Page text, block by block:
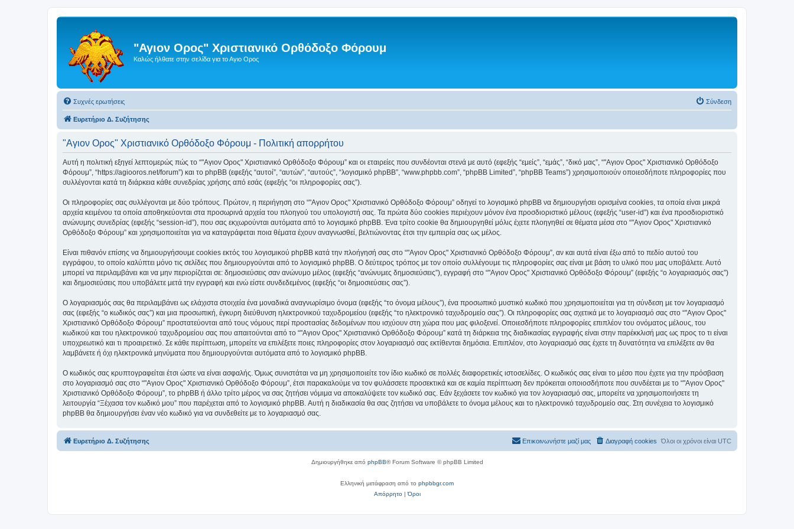
"Αγιον Ορος" Χριστιανικό Ορθόδοξο Φόρουμ
Καλώς ήλθατε στην σελίδα για το Αγιο Ορος
Συχνές ερωτήσεις Σύνδεση
Ευρετήριο Δ. Συζήτησης
"Αγιον Ορος" Χριστιανικό Ορθόδοξο Φόρουμ - Πολιτική απορρήτου
Αυτή η πολιτική εξηγεί λεπτομερώς πώς το “"Αγιον Ορος" Χριστιανικό Ορθόδοξο Φόρουμ” και οι εταιρείες που συνδέονται στενά με αυτό (εφεξής “εμείς”, “εμάς”, “δικό μας”, “"Αγιον Ορος" Χριστιανικό Ορθόδοξο
Φόρουμ”, “https://agiooros.net/forum”) και το phpBB (εφεξής “αυτοί”, “αυτών”, “αυτούς”, “λογισμικό phpBB”, “www.phpbb.com”, “phpBB Limited”, “phpBB Teams”) χρησιμοποιούν οποιεσδήποτε πληροφορίες που
συλλέγονται κατά τη διάρκεια κάθε συνεδρίας χρήσης από εσάς (εφεξής “οι πληροφορίες σας”).
Οι πληροφορίες σας συλλέγονται με δύο τρόπους. Πρώτον, η περιήγηση στο “"Αγιον Ορος" Χριστιανικό Ορθόδοξο Φόρουμ” οδηγεί το λογισμικό phpBB να δημιουργήσει ορισμένα cookies, τα οποία είναι μικρά
αρχεία κειμένου τα οποία αποθηκεύονται στα προσωρινά αρχεία του πλοηγού του υπολογιστή σας. Τα πρώτα δύο cookies περιέχουν μόνον ένα προσδιοριστικό μέλους (εφεξής “user-id”) και ένα προσδιοριστικό
ανώνυμης συνεδρίας (εφεξής “session-id”), που σας εκχωρούνται αυτόματα από το λογισμικό phpBB. Ένα τρίτο cookie θα δημιουργηθεί μόλις έχετε πλοηγηθεί σε θέματα μέσα στο “"Αγιον Ορος" Χριστιανικό
Ορθόδοξο Φόρουμ” και χρησιμοποιείται για να καταγράφεται ποια θέματα έχουν αναγνωσθεί, βελτιώνοντας έτσι την εμπειρία σας ως μέλος.
Είναι πιθανόν επίσης να δημιουργήσουμε cookies εκτός του λογισμικού phpBB κατά την πλοήγησή σας στο “"Αγιον Ορος" Χριστιανικό Ορθόδοξο Φόρουμ”, αν και αυτά είναι έξω από το πεδίο αυτού του
εγγράφου, το οποίο καλύπτει μόνο τις σελίδες που δημιουργούνται από το λογισμικό phpBB. Ο δεύτερος τρόπος με τον οποίο συλλέγουμε τις πληροφορίες σας είναι με βάση το υλικό που μας υποβάλετε. Αυτό
μπορεί να περιλαμβάνει και να μην περιορίζεται σε: δημοσιεύσεις σαν ανώνυμο μέλος (εφεξής “ανώνυμες δημοσιεύσεις”), εγγραφή στο “"Αγιον Ορος" Χριστιανικό Ορθόδοξο Φόρουμ” (εφεξής “ο λογαριασμός σας”)
και δημοσιεύσεις που υποβάλετε μετά την εγγραφή και ενώ είστε συνδεδεμένος (εφεξής “οι δημοσιεύσεις σας”).
Ο λογαριασμός σας θα περιλαμβάνει ως ελάχιστα στοιχεία ένα μοναδικά αναγνωρίσιμο όνομα (εφεξής “το όνομα μέλους”), ένα προσωπικό μυστικό κωδικό που χρησιμοποιείται για τη σύνδεση με τον λογαριασμό
σας (εφεξής “ο κωδικός σας”) και μια προσωπική, έγκυρη διεύθυνση ηλεκτρονικού ταχυδρομείου (εφεξής “το ηλεκτρονικό ταχυδρομείο σας”). Οι πληροφορίες σας σχετικά με το λογαριασμό σας στο “"Αγιον Ορος"
Χριστιανικό Ορθόδοξο Φόρουμ” προστατεύονται από τους νόμους περί προστασίας δεδομένων που ισχύουν στη χώρα που μας φιλοξενεί. Οποιεσδήποτε πληροφορίες επιπλέον του ονόματος μέλους, του
κωδικού και του ηλεκτρονικού ταχυδρομείου σας που απαιτούνται από το “"Αγιον Ορος" Χριστιανικό Ορθόδοξο Φόρουμ” κατά τη διάρκεια της διαδικασίας εγγραφής είναι στην παρέκκλισή μας ως προς το τι είναι
υποχρεωτικό και τι προαιρετικό. Σε κάθε περίπτωση, μπορείτε να επιλέξετε ποιες πληροφορίες στον λογαριασμό σας εκτίθενται δημόσια. Επιπλέον, στο λογαριασμό σας έχετε τη δυνατότητα να επιλέξετε αν θα
λαμβάνετε ή όχι ηλεκτρονικά μηνύματα που δημιουργούνται αυτόματα από το λογισμικό phpBB.
Ο κωδικός σας κρυπτογραφείται έτσι ώστε να είναι ασφαλής. Όμως συνιστάται να μη χρησιμοποιείτε τον ίδιο κωδικό σε πολλές διαφορετικές ιστοσελίδες. Ο κωδικός σας είναι το μέσο που έχετε για την πρόσβαση
στο λογαριασμό σας στο “"Αγιον Ορος" Χριστιανικό Ορθόδοξο Φόρουμ”, έτσι παρακαλούμε να τον φυλάσσετε προσεκτικά και σε καμία περίπτωση δεν πρόκειται οποιοσδήποτε που συνδέεται με το “"Αγιον Ορος"
Χριστιανικό Ορθόδοξο Φόρουμ”, το phpBB ή άλλο τρίτο μέρος να σας ζητήσει νόμιμα να αποκαλύψετε τον κωδικό σας. Εάν ξεχάσετε τον κωδικό για τον λογαριασμό σας, μπορείτε να χρησιμοποιήσετε τη
λειτουργία “Ξέχασα τον κωδικό μου” που παρέχεται από το λογισμικό phpBB. Αυτή η διαδικασία θα σας ζητήσει να υποβάλετε το όνομα μέλους και το ηλεκτρονικό ταχυδρομείο σας. Στη συνέχεια το λογισμικό
phpBB θα δημιουργήσει έναν νέο κωδικό για να συνδεθείτε με το λογαριασμό σας.
Ευρετήριο Δ. Συζήτησης Όλοι οι χρόνοι είναι UTC
Διαγραφή cookies
Επικοινωνήστε μαζί μας
Δημιουργήθηκε από phpBB® Forum Software © phpBB Limited
Ελληνική μετάφραση από το phpbbgr.com
Απόρρητο|Όροι